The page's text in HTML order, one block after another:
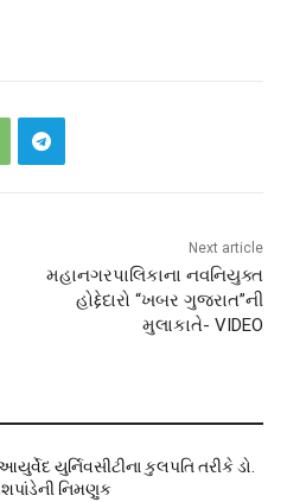
Next article
મહાનગરપાલિકાના નવનિયુક્ત
હોદ્દેદારો “ખબર ગુજરાત”ની
મુલાકાતે- VIDEO
યુર્નિવસીટીના કુલપતિ તરીકે ડો.
નિમણુક